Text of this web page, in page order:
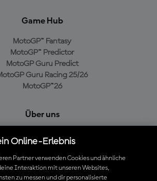
Game Hub
MotoGP™ Fantasy
MotoGP™ Predictor
MotoGP Guru Predict
Guru Racing 25/26
MotoGP™26
Über uns
Cookie-Richtlinien
Geschäftsbedingungen
Datenschutzrichtlinien
Online-Erlebnis
Partner verwenden Cookies und ähnliche
Interaktion mit unseren Websites,
zu messen und dir personalisierte